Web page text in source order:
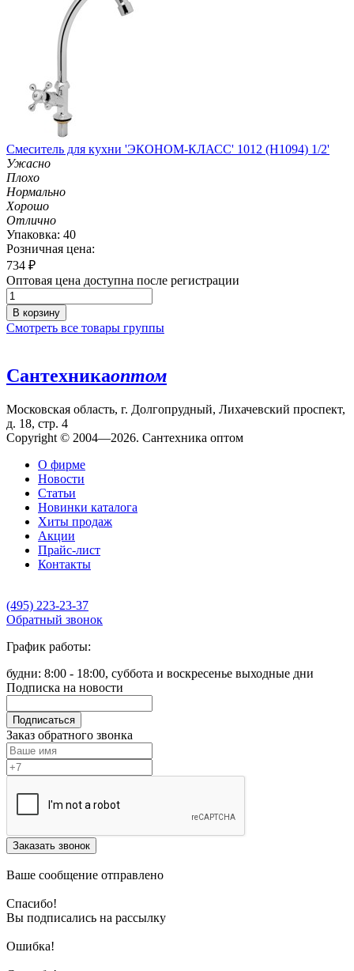
Смеситель для кухни 'ЭКОНОМ-КЛАСС' 1012 (H1094) 1/2'
Ужасно
Плохо
Нормально
Хорошо
Отлично
Упаковка: 40
Розничная цена:
734 ₽
Оптовая цена доступна после регистрации
В корзину
Смотреть все товары группы
Сантехникаоптом
Московская область, г. Долгопрудный, Лихачевский проспект,
д. 18, стр. 4
Copyright © 2004—2026. Сантехника оптом
О фирме
Новости
Статьи
Новинки каталога
Хиты продаж
Акции
Прайс-лист
Контакты
(495) 223-23-37
Обратный звонок
График работы:
будни: 8:00 - 18:00, суббота и воскресенье выходные дни
Подписка на новости
Подписаться
Заказ обратного звонка
Заказать звонок
Ваше сообщение отправлено
Спасибо!
Вы подписались на рассылку
Ошибка!